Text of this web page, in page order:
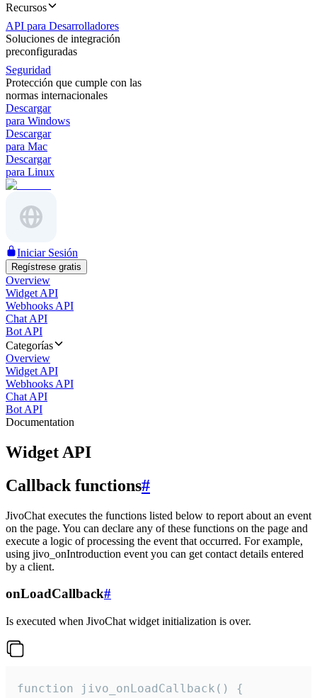
Recursos
API para Desarrolladores
Soluciones de integración
preconfiguradas
Seguridad
Protección que cumple con las
normas internacionales
Descargar
para Windows
Descargar
para Mac
Descargar
para Linux
Iniciar Sesión
Regístrese gratis
Overview
Widget API
Webhooks API
Chat API
Bot API
Categorías
Overview
Widget API
Webhooks API
Chat API
Bot API
Documentation
Widget API
Callback functions#
JivoChat executes the functions listed below to report about an event
on the page. You can declare any of these functions on the page and
execute a logic of processing the event that occurred. For example,
using jivo_onIntroduction event you can get contact details entered
by a client.
onLoadCallback#
Is executed when JivoChat widget initialization is over.
function jivo_onLoadCallback() {